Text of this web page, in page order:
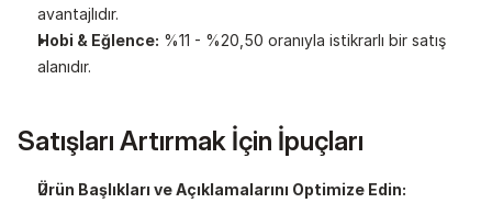
avantajlıdır.
Hobi & Eğlence: %11 - %20,50 oranıyla istikrarlı bir satış
alanıdır.
Satışları Artırmak İçin İpuçları
Ürün Başlıkları ve Açıklamalarını Optimize Edin: